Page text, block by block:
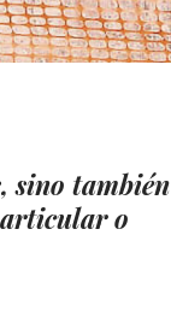
sino también
o